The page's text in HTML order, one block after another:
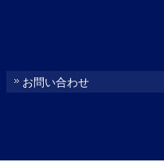
お問い合わせ